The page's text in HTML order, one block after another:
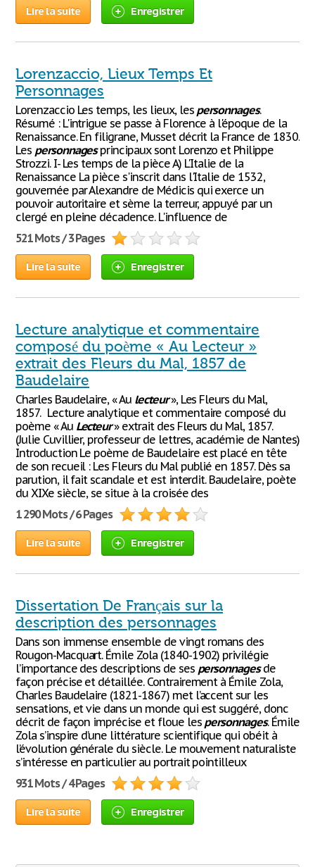
Lire la suite Enregistrer
Lorenzaccio, Lieux Temps Et
Personnages
Lorenzaccio Les temps, les lieux, les personnages.
Résumé : L'intrigue se passe à Florence à l'époque de la
Renaissance. En filigrane, Musset décrit la France de 1830.
Les personnagesprincipaux sont Lorenzo et Philippe
Strozzi. I- Les temps de la pièce A) L'Italie de la
Renaissance La pièce s'inscrit dans l'Italie de 1532,
gouvernée par Alexandre de Médicis qui exerce un
pouvoir autoritaire et sème la terreur, appuyé par un
clergé en pleine décadence. L'influence de
521 Mots / 3 Pages
Lire la suite Enregistrer
Lecture analytique et commentaire
composé du poème « Au Lecteur »
extrait des Fleurs du Mal, 1857 de
Baudelaire
Charles Baudelaire, « Au lecteur», Les Fleurs du Mal,
1857. Lecture analytique et commentaire composé du
poème « Au Lecteur» extrait des Fleurs du Mal, 1857.
(Julie Cuvillier, professeur de lettres, académie de Nantes)
Introduction Le poème de Baudelaire est placé en tête
de son recueil : Les Fleurs du Mal publié en 1857. Dès sa
parution, il fait scandale et est interdit. Baudelaire, poète
du XIXe siècle, se situe à la croisée des
1 290 Mots / 6 Pages
Lire la suite Enregistrer
Dissertation De Français sur la
description des personnages
Dans son immense ensemble de vingt romans des
Rougon-Macquart. Émile Zola (1840-1902) privilégie
l’importance des descriptions de ses personnagesde
façon précise et détaillée. Contrairement à Émile Zola,
Charles Baudelaire (1821-1867) met l’accent sur les
sensations, et vie dans un monde qui est suggéré, donc
décrit de façon imprécise et floue les personnages. Émile
Zola s’inspire d’une littérature scientifique qui obéit à
l’évolution générale du siècle. Le mouvement naturaliste
s’intéresse en particulier au portrait pointilleux
931 Mots / 4 Pages
Lire la suite Enregistrer